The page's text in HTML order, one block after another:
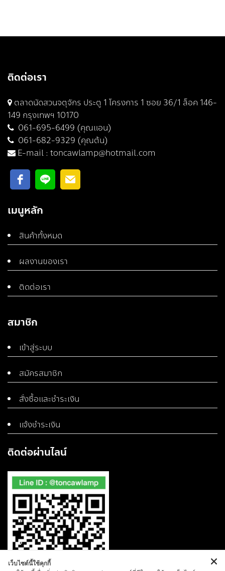
ติดต่อเรา
ตลาดนัดสวนจตุจักร ประตู 1 โครงการ 1 ซอย 36/1 ล็อค 146-
149 กรุงเทพฯ 10170
061-695-6499 (คุณแอน)
061-682-9329 (คุณต้น)
E-mail : toncawlamp@hotmail.com
เมนูหลัก
สินค้าทั้งหมด
ผลงานของเรา
ติดต่อเรา
สมาชิก
เข้าสู่ระบบ
สมัครสมาชิก
สั่งซื้อและชำระเงิน
แจ้งชำระเงิน
ติดต่อผ่านไลน์
เว็บไซต์นี้ใช้คุกกี้